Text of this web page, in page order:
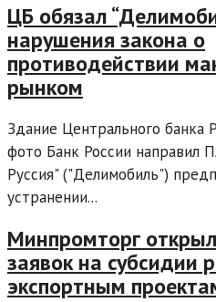
ЦБ обязал
нарушения закона о
противодействии
рынком
Здание Центрального
фото Банк России направил
Руссия" ("Делимобиль")
устранении...
Минпромторг
заявок на субсидии
экспортным